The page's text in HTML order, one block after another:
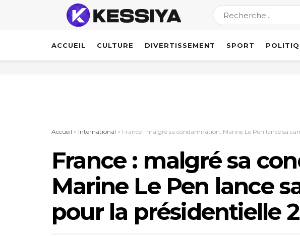
ACCUEIL CULTURE DIVERTISSEMENT SPORT
Accueil » International » France : malgré sa condamnation, Marine Le Pen lance sa
France : malgré sa
Marine Le Pen lance
pour la présidentielle